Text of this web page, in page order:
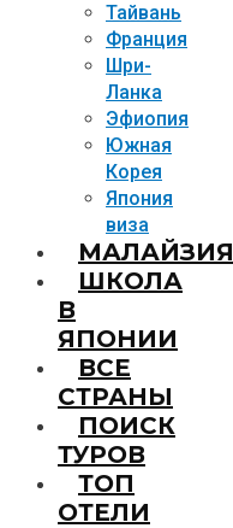
Тайвань
Франция
Шри-
Ланка
Эфиопия
Южная
Корея
Япония
виза
МАЛАЙЗИЯ
ШКОЛА
В
ЯПОНИИ
ВСЕ
СТРАНЫ
ПОИСК
ТУРОВ
ТОП
ОТЕЛИ